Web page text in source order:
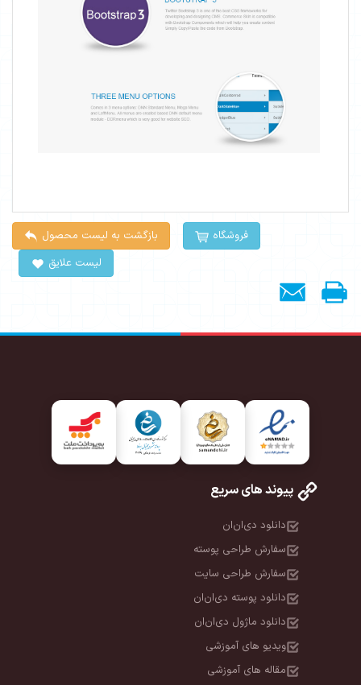
بازگشت به لیست محصول
فروشگاه
لیست علایق
پیوند های سریع
دانلود دی‌ان‌ان
سفارش طراحی پوسته
سفارش طراحی سایت
دانلود پوسته دی‌ان‌ان
دانلود ماژول دی‌ان‌ان
ویدیو های آموزشی
مقاله های آموزشی